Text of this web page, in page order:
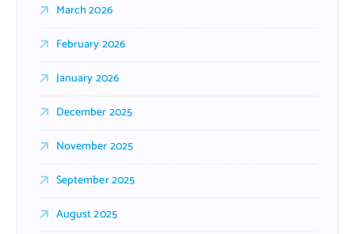
March 2026
February 2026
January 2026
December 2025
November 2025
September 2025
August 2025